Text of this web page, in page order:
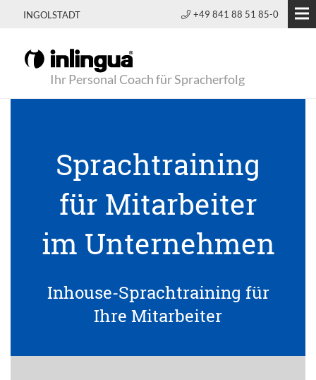
INGOLSTADT +49 841 88 51 85-0
Ihr Personal Coach für Spracherfolg
Sprachtraining
für Mitarbeiter
im Unternehmen
Inhouse-Sprachtraining für
Ihre Mitarbeiter